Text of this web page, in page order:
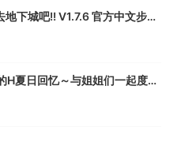
Compatible
Server and Client
double ram requirements.
下城吧!! V1.7.6 官方中文步兵
夏日回忆～与姐姐们一起度过